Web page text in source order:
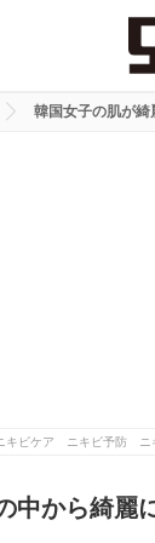
韓国女子の肌が
キビケア ニキビ予防 ニ
中から綺